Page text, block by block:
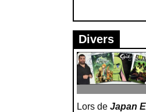
Divers
Lors de Japan